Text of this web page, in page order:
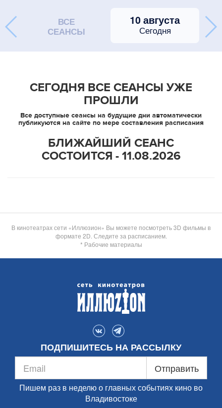
ВСЕ
СЕАНСЫ
10 августа
Сегодня
СЕГОДНЯ ВСЕ СЕАНСЫ УЖЕ
ПРОШЛИ
Все доступные сеансы на будущие дни автоматически
публикуются на сайте по мере составления расписания
БЛИЖАЙШИЙ СЕАНС
СОСТОИТСЯ - 11.08.2026
В кинотеатрах сети «Иллюзион» Вы можете посмотреть 3D фильмы в
формате 2D. Следите за расписанием.
* Рабочие материалы
ПОДПИШИТЕСЬ НА РАССЫЛКУ
Отправить
Пишем раз в неделю о главных событиях кино во
Владивостоке